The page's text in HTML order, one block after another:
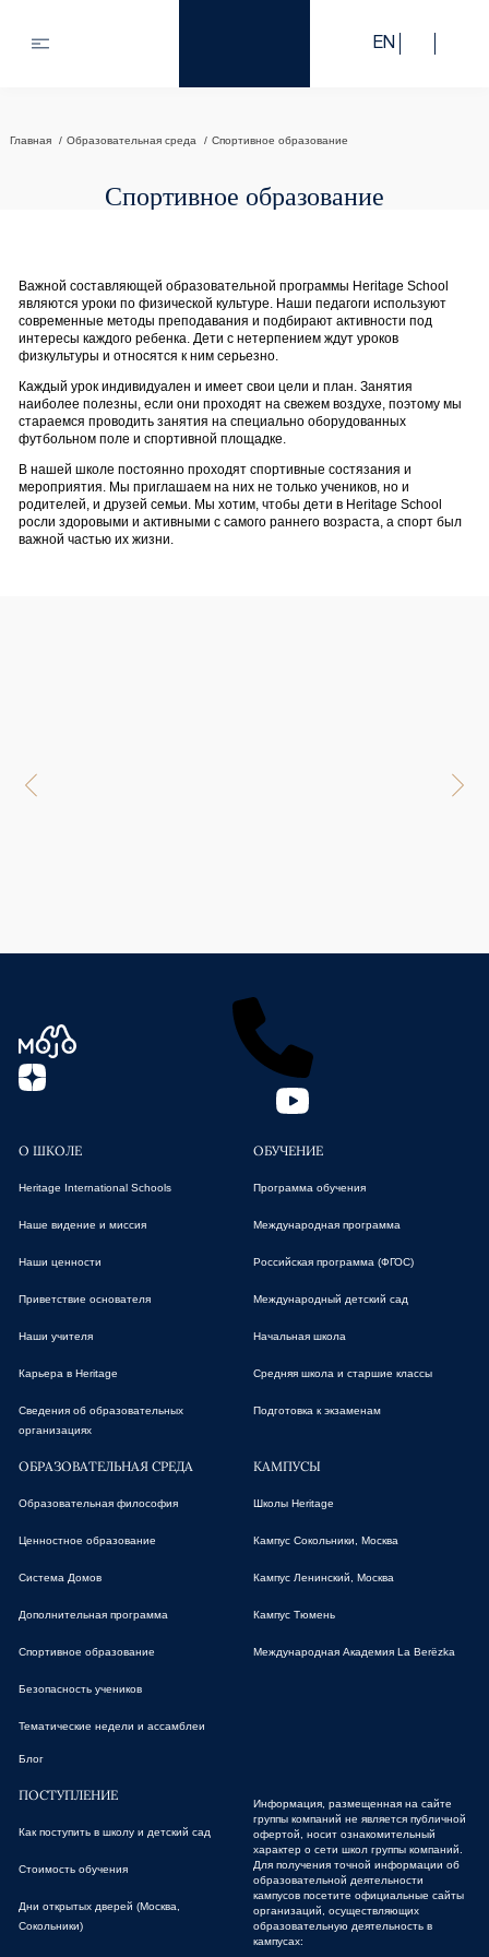
EN
Главная Образовательная среда Спортивное образование
Спортивное образование
Важной составляющей образовательной программы Heritage School
являются уроки по физической культуре. Наши педагоги используют
современные методы преподавания и подбирают активности под
интересы каждого ребенка. Дети с нетерпением ждут уроков
физкультуры и относятся к ним серьезно.
Каждый урок индивидуален и имеет свои цели и план. Занятия
наиболее полезны, если они проходят на свежем воздухе, поэтому мы
стараемся проводить занятия на специально оборудованных
футбольном поле и спортивной площадке.
В нашей школе постоянно проходят спортивные состязания и
мероприятия. Мы приглашаем на них не только учеников, но и
родителей, и друзей семьи. Мы хотим, чтобы дети в Heritage School
росли здоровыми и активными с самого раннего возраста, а спорт был
важной частью их жизни.
О ШКОЛЕ
Heritage International Schools
Наше видение и миссия
Наши ценности
Приветствие основателя
Наши учителя
Карьера в Heritage
Сведения об образовательных
организациях
ОБУЧЕНИЕ
Программа обучения
Международная программа
Российская программа (ФГОС)
Международный детский сад
Начальная школа
Средняя школа и старшие классы
Подготовка к экзаменам
ОБРАЗОВАТЕЛЬНАЯ СРЕДА
Образовательная философия
Ценностное образование
Система Домов
Дополнительная программа
Спортивное образование
Безопасность учеников
Тематические недели и ассамблеи
Блог
КАМПУСЫ
Школы Heritage
Кампус Сокольники, Москва
Кампус Ленинский, Москва
Кампус Тюмень
Международная Академия La Berёzka
ПОСТУПЛЕНИЕ
Как поступить в школу и детский сад
Стоимость обучения
Дни открытых дверей (Москва,
Сокольники)
Информация, размещенная на сайте
группы компаний не является публичной
офертой, носит ознакомительный
характер о сети школ группы компаний.
Для получения точной информации об
образовательной деятельности
кампусов посетите официальные сайты
организаций, осуществляющих
образовательную деятельность в
кампусах:
ДНИ ОТКРЫТЫХ ДВЕРЕЙ
Москва, Сокольники